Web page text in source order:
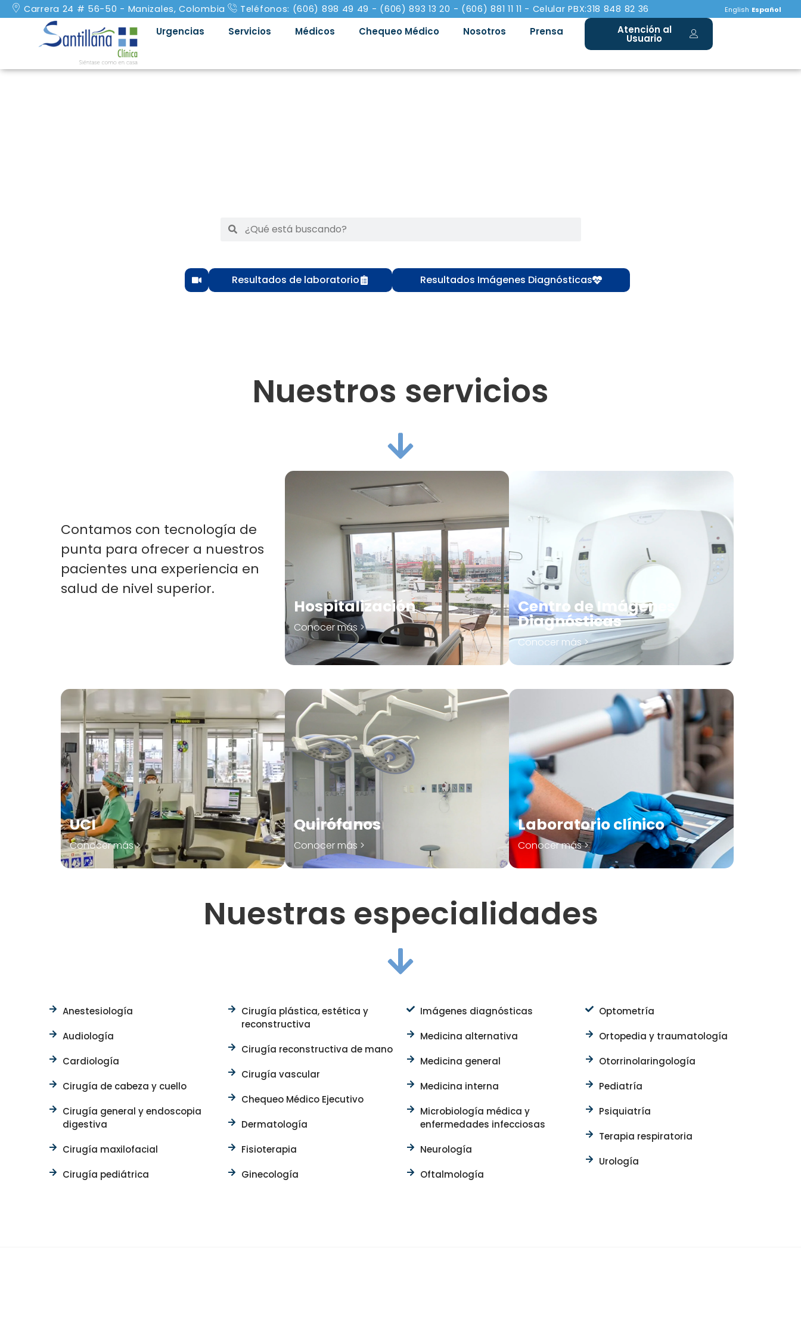
Carrera 24 # 56-50 - Manizales, Colombia Teléfonos: (606) 898 49 49 - (606) 893 13 20 - (606) 881 11 11 - Celular PBX:318 848 82 36 English Español
Urgencias Servicios Médicos Chequeo Médico Nosotros Prensa Atención al
Usuario
Resultados de laboratorio Resultados Imágenes Diagnósticas
Nuestros servicios
Contamos con tecnología de
punta para ofrecer a nuestros
pacientes una experiencia en
salud de nivel superior.
Hospitalización
Conocer más >
Centro de Imágenes
Diagnósticas
Conocer más >
UCI
Conocer más >
Quirófanos
Conocer más >
Laboratorio clínico
Conocer más >
Nuestras especialidades
Anestesiología
Audiología
Cardiología
Cirugía de cabeza y cuello
Cirugía general y endoscopia
digestiva
Cirugía maxilofacial
Cirugía pediátrica
Cirugía plástica, estética y
reconstructiva
Cirugía reconstructiva de mano
Cirugía vascular
Chequeo Médico Ejecutivo
Dermatología
Fisioterapia
Ginecología
Imágenes diagnósticas
Medicina alternativa
Medicina general
Medicina interna
Microbiología médica y
enfermedades infecciosas
Neurología
Oftalmología
Optometría
Ortopedia y traumatología
Otorrinolaringología
Pediatría
Psiquiatría
Terapia respiratoria
Urología